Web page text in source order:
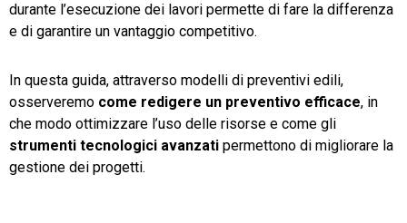
durante l’esecuzione dei lavori permette di fare la differenza
e di garantire un vantaggio competitivo.
In questa guida, attraverso modelli di preventivi edili,
osserveremo come redigere un preventivo efficace, in
che modo ottimizzare l’uso delle risorse e come gli
strumenti tecnologici avanzati permettono di migliorare la
gestione dei progetti.